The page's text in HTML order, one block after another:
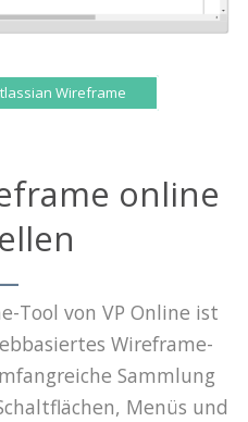
Wireframe
online
Tool von VP Online ist
Wireframe-
Sammlung
Menüs und